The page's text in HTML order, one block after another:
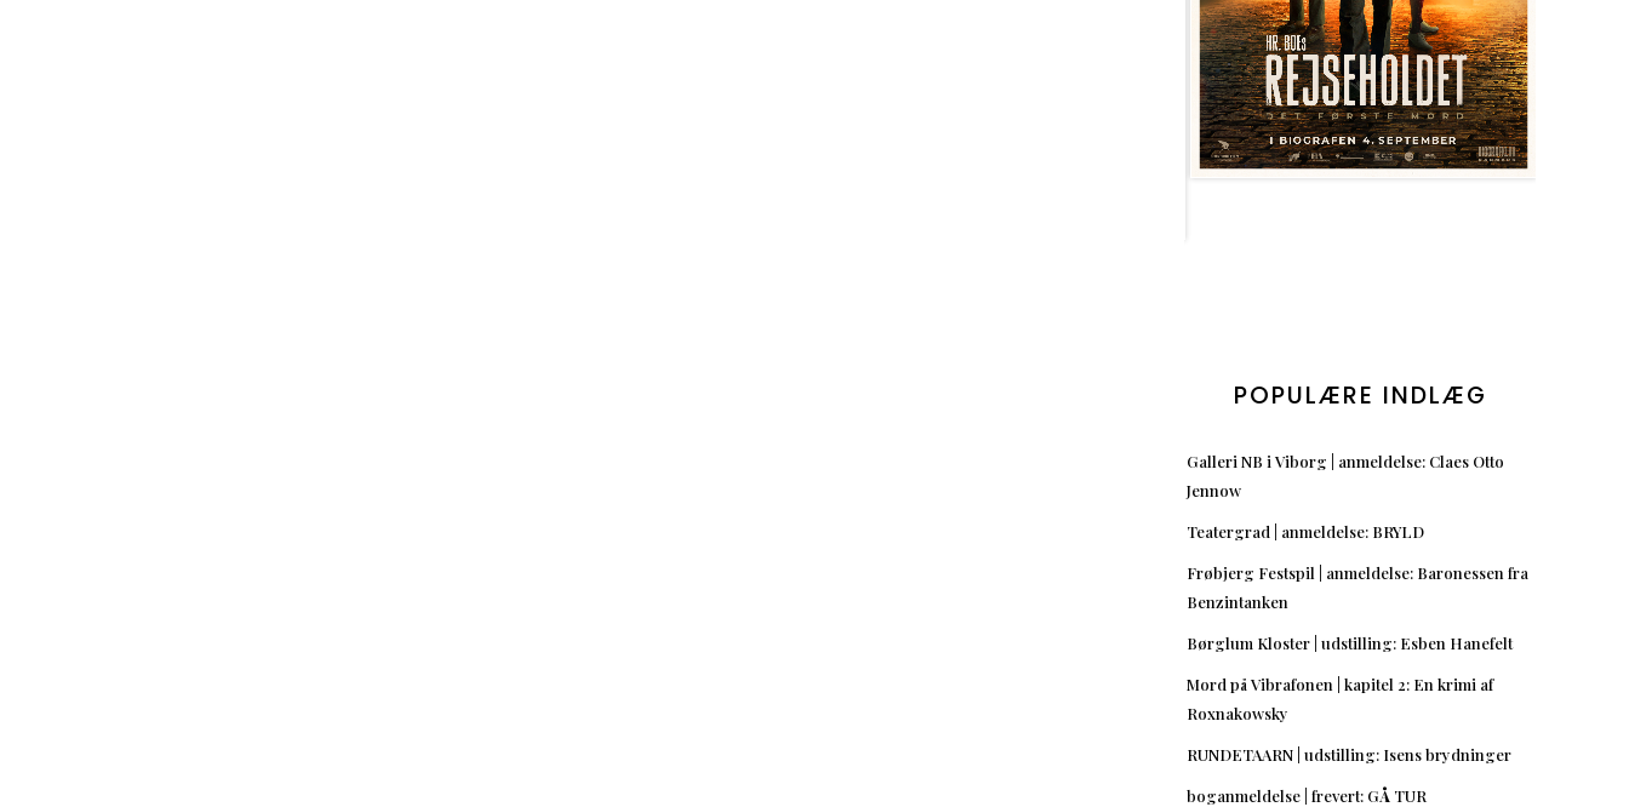
POPULÆRE INDLÆG
Galleri NB i Viborg | anmeldelse: Claes Otto
Jennow
Teatergrad | anmeldelse: BRYLD
Frøbjerg Festspil | anmeldelse: Baronessen fra
Benzintanken
Børglum Kloster | udstilling: Esben Hanefelt
Mord på Vibrafonen | kapitel 2: En krimi af
Roxnakowsky
RUNDETAARN | udstilling: Isens brydninger
boganmeldelse | frevert: GÅ TUR